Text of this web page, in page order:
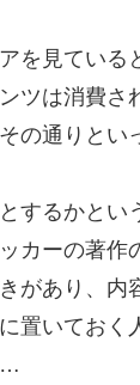
を見ている
ツは消費
の通りとい
するかとい
カーの著
があり、内
置いておく
…